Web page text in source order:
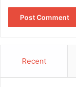
Recent